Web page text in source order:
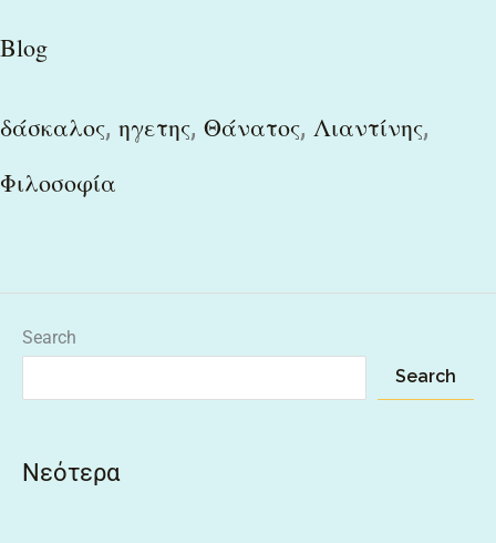
Blog
δάσκαλος, ηγετης, Θάνατος, Λιαντίνης,
Φιλοσοφία
Search
Search
Νεότερα